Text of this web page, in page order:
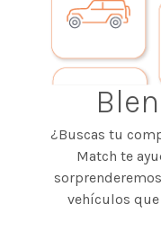
¿Buscas tu
Match te
vehículos